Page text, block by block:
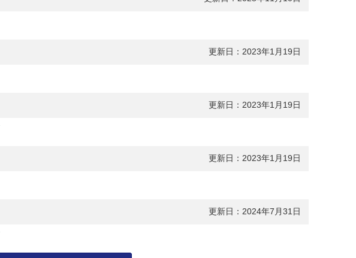
更新日：2023年1月19日
更新日：2023年1月19日
更新日：2023年1月19日
更新日：2024年7月31日